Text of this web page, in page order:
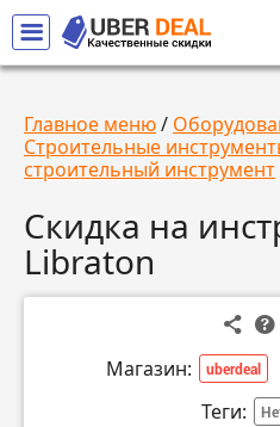
Главное меню/
Строительные
строительный инструмент
Скидка на
Libraton
Магазин: uberdeal
Теги: